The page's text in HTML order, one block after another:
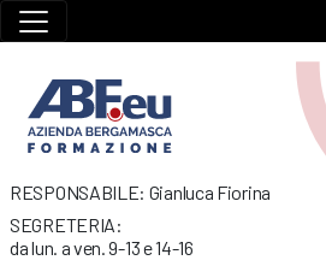
RESPONSABILE: Gianluca Fiorina
SEGRETERIA:
da lun. a ven. 9-13 e 14-16